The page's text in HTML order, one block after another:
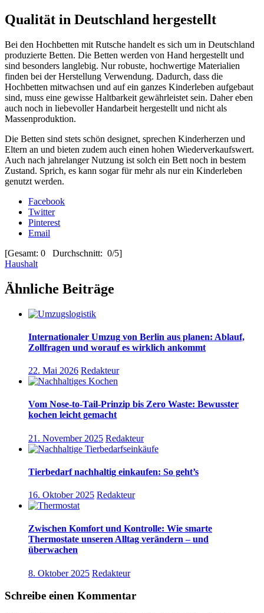
Qualität in Deutschland hergestellt
Bei den Hochbetten mit Rutsche handelt es sich um in Deutschland
produzierte Betten. Die Betten werden von Hand hergestellt und
sind besonders langlebig. Nur robuste, hochwertige Materialien
finden bei der Herstellung Verwendung. Dadurch, dass die
Hochbetten mitwachsen und auf ein ganzes Kinderleben aufgebaut
sind, muss eine gewisse Haltbarkeit gewährleistet sein. Daher eben
auch noch in liebevoller Handarbeit hergestellt und nicht als
Massenproduktion.
Die Betten sind stets schön designet, sprechen Kinderherzen und
Eltern an und bieten zudem auch einen hohen Wiederverkaufswert.
Auch nach jahrelanger Nutzung ist solch ein Bett noch in bestem
Zustand. Sprich, es kann sogar für mehr als nur ein Kinderleben
genutzt werden.
Facebook
Twitter
Pinterest
Email
[Gesamt: 0 Durchschnitt: 0/5]
Haushalt
Ähnliche Beiträge
Internationaler Umzug von Berlin aus planen: Ablauf,
Zollfragen und worauf es wirklich ankommt
22. Mai 2026 Redakteur
Vom Nose-to-Tail-Prinzip bis Zero Waste: Bewusster
kochen leicht gemacht
21. November 2025 Redakteur
Tierbedarf nachhaltig einkaufen: So geht’s
16. Oktober 2025 Redakteur
Zwischen Komfort und Kontrolle: Wie smarte
Thermostate unseren Alltag verändern – und
überwachen
8. Oktober 2025 Redakteur
Schreibe einen Kommentar